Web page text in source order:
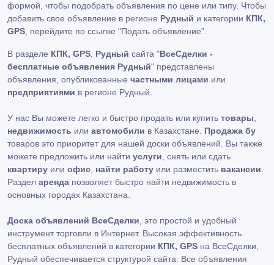
формой, чтобы подобрать объявления по цене или типу. Чтобы
добавить свое объявление в регионе Рудный и категории КПК,
GPS , перейдите по ссылке "Подать объявление"
В разделе КПК, GPS Рудный сайта "ВсеСделки -
бесплатные объявления Рудный" представлены
объявления, опубликованные частными лицами или
предприятиями в регионе Рудный.
У нас Вы можете легко и быстро продать или купить товары
недвижимость или автомобили в Казахстане. Продажа бу
товаров это приоритет для нашей доски объявлений. Вы также
можете предложить или найти услуги , снять или сдать
квартиру или офис найти работу или разместить вакансии
Раздел аренда позволяет быстро найти недвижимость в
основных городах Казахстана.
Доска объявлений ВсеСделки , это простой и удобный
инструмент торговли в Интернет. Высокая эффективность
бесплатных объявлений в категории КПК, GPS на ВсеСделки,
Рудный обеспечивается структурой сайта. Все объявления